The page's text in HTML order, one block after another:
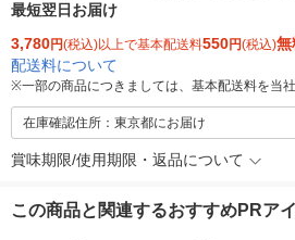
最短翌日お届け
3,780円(税込)以上で基本配送料550円(税込)無
配送料について
※一部の商品につきましては、基本配送料を当
在庫確認住所：東京都にお届け
賞味期限/使用期限・返品について
この商品と関連するおすすめPRア